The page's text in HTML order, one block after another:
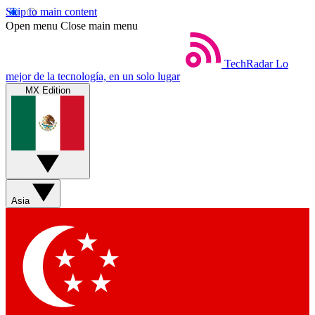
Skip to main content
Open menu Close main menu
TechRadar Lo
mejor de la tecnología, en un solo lugar
MX Edition
Asia